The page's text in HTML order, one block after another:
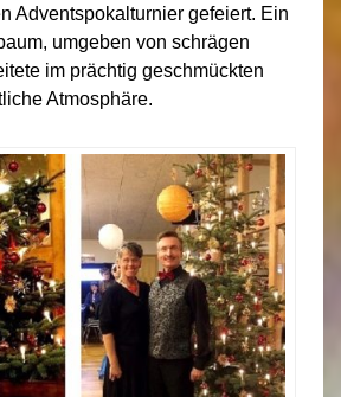
Adventspokalturnier gefeiert. Ein
umgeben von schrägen
im prächtig geschmückten
Atmosphäre.